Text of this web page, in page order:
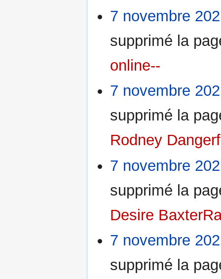
7 novembre
supprimé la
online--
7 novembre
supprimé la
Rodney
7 novembre
supprimé la
Desire
7 novembre
supprimé la